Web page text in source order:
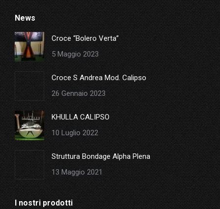
page
opens
in
new
window
News
Croce “Bolero Verta”
5 Maggio 2023
Croce S Andrea Mod. Calipso
26 Gennaio 2023
KHULLA CALIPSO
10 Luglio 2022
Struttura Bondage Alpha Plena
13 Maggio 2021
I nostri prodotti